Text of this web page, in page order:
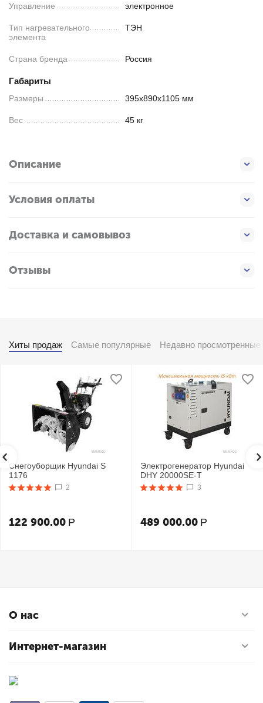
Управление электронное
Тип нагревательного
элемента
ТЭН
Страна бренда Россия
Габариты
Размеры 395х890х1105 мм
Вес 45 кг
Описание
Условия оплаты
Доставка и самовывоз
Отзывы
Хиты продаж Самые популярные Недавно просмотренные
Снегоуборщик Hyundai S
1176
2
122 900.00 Р
Электрогенератор Hyundai
DHY 20000SE-T
3
489 000.00 Р
О нас
Интернет-магазин